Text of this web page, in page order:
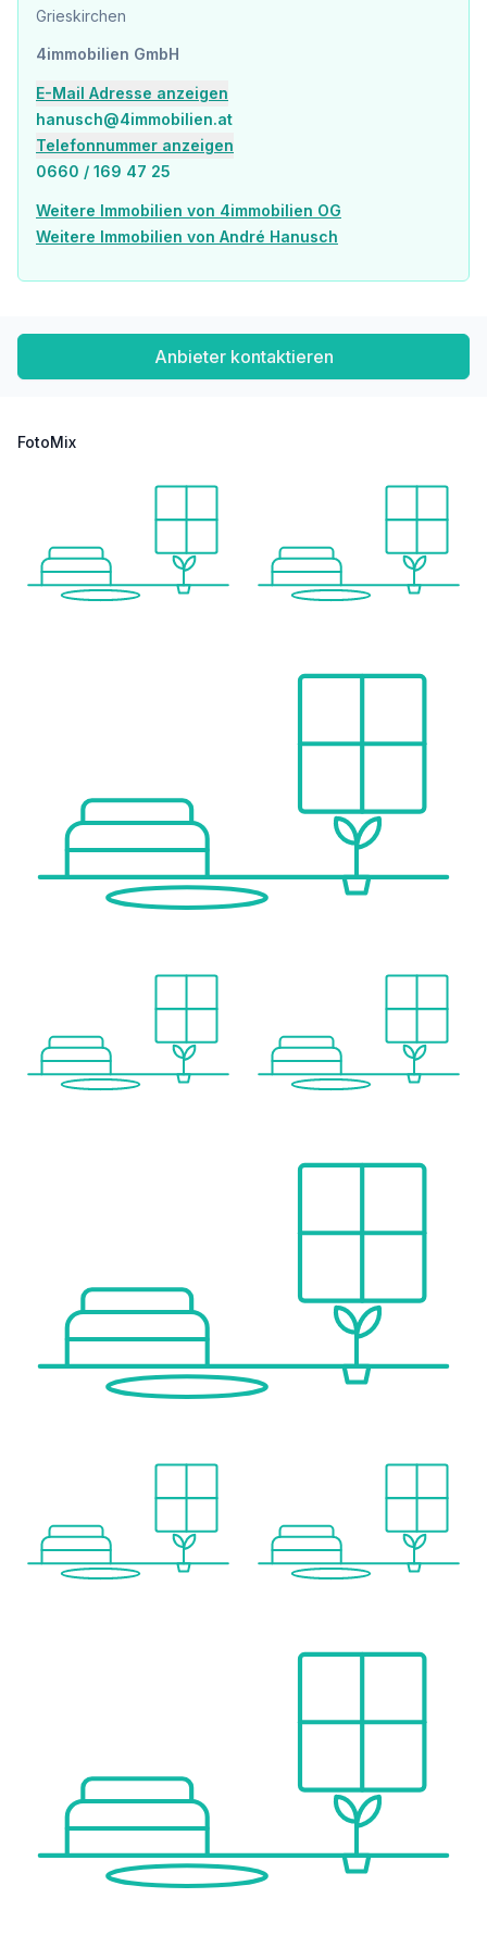
Grieskirchen
4immobilien GmbH
E-Mail Adresse anzeigen
hanusch@4immobilien.at
Telefonnummer anzeigen
0660 / 169 47 25
Weitere Immobilien von 4immobilien OG
Weitere Immobilien von André Hanusch
Anbieter kontaktieren
FotoMix